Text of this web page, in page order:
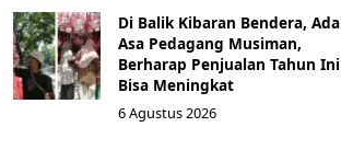
Di Balik Kibaran Bendera, Ada
Asa Pedagang Musiman,
Berharap Penjualan Tahun Ini
Bisa Meningkat
6 Agustus 2026